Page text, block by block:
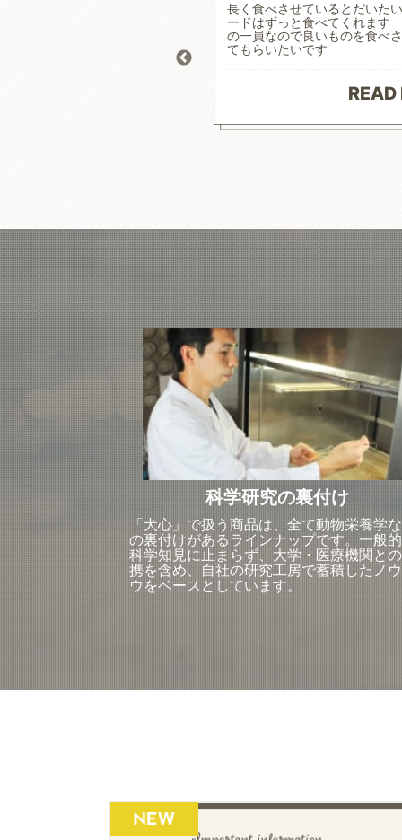
長く食べさせているとだいた
ードはずっと食べてくれま
の一員なので良いものを食べ
てもらいたいです
READ
科学研究の裏付け
「犬心」で扱う商品は、全て動物栄養学
の裏付けがあるラインナップです。一般
科学知見に止まらず、大学・医療機関と
携を含め、自社の研究工房で蓄積したノ
ウをベースとしています。